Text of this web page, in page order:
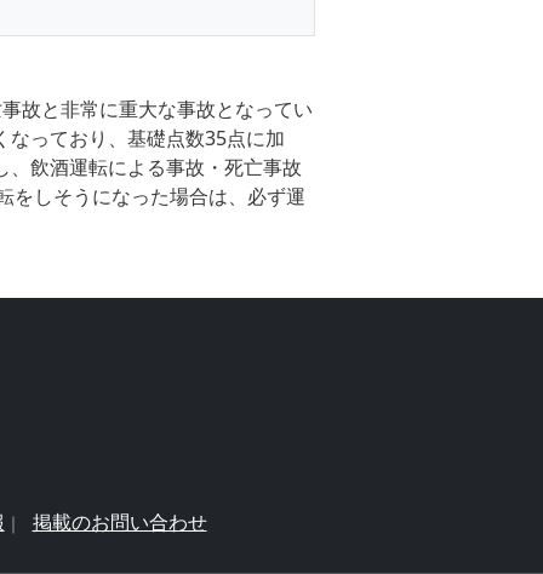
故と非常に重大な事故となってい
っており、基礎点数35点に加
飲酒運転による事故・死亡事故
をしそうになった場合は、必ず運
掲載のお問い合わせ